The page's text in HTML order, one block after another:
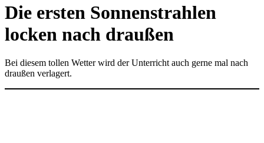
Die ersten Sonnenstrahlen
locken nach draußen
Bei diesem tollen Wetter wird der Unterricht auch gerne mal nach
draußen verlagert.